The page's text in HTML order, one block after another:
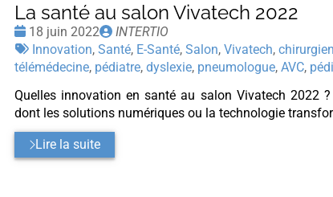
La santé au salon Vivatech 2022
Date
:
18 juin 2022
Publié
par
INTERTIO
Tags
:
Innovation, Santé, E-Santé, Salon, Vivatech,
télémédecine, pédiatre, dyslexie, pneumologue, AVC,
Quelles innovation en santé au salon Vivatech 2022
dont les solutions numériques ou la technologie
Lire la suite